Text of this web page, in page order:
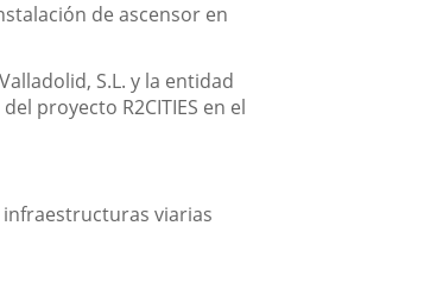
de ascensor en
S.L. y la entidad
proyecto R2CITIES en el
viarias